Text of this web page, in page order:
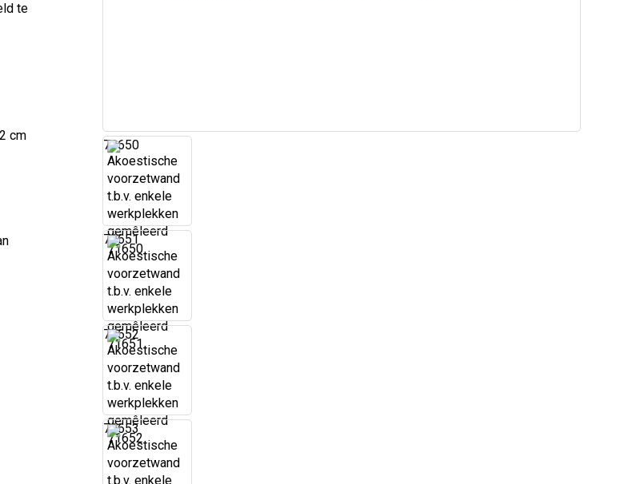
te
cm
71650
71651
71652
71653